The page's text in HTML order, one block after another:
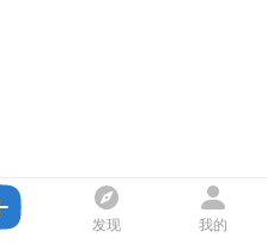
发现 我的